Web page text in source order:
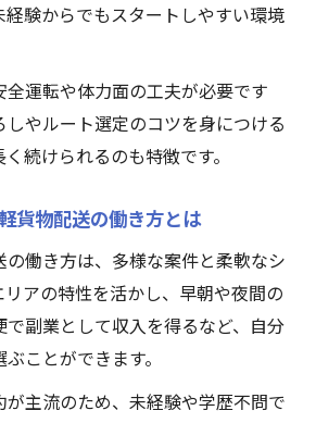
験からでもスタートしやすい環境
運転や体力面の工夫が必要です
やルート選定のコツを身につける
続けられるのも特徴です。
貨物配送の働き方とは
働き方は、多様な案件と柔軟なシ
アの特性を活かし、早朝や夜間の
副業として収入を得るなど、自分
ことができます。
が主流のため、未経験や学歴不問で